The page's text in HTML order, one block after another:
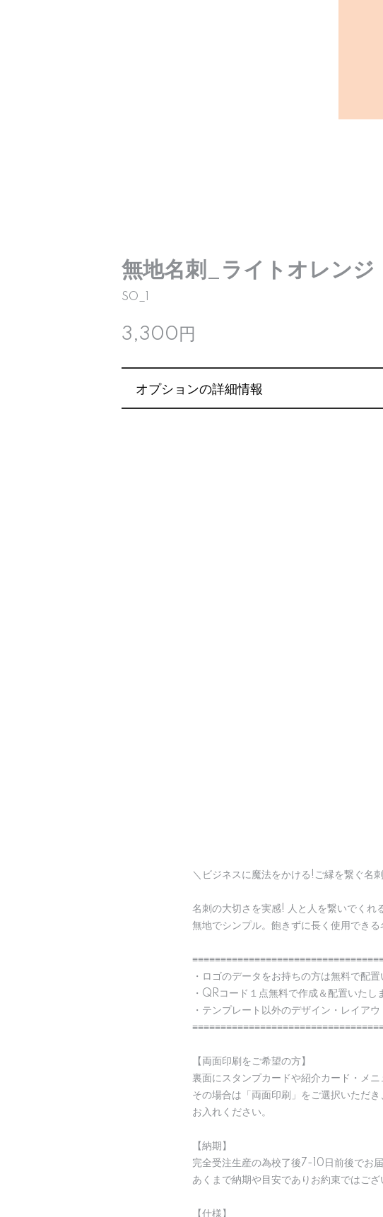
無地名刺_ライトオレンジ
SO_1
3,300円
オプションの詳細情報
＼ビジネスに魔法をかける!ご縁を繋ぐ名
名刺の大切さを実感! 人と人を繋いでくれ
無地でシンプル。飽きずに長く使用できる
・ロゴのデータをお持ちの方は無料で配置
・QRコード１点無料で作成＆配置いたし
・テンプレート以外のデザイン・レイア
【両面印刷をご希望の方】
裏面にスタンプカードや紹介カード・メニ
その場合は「両面印刷」をご選択いただ
お入れください。
【納期】
完全受注生産の為校了後7-10日前後でお届
あくまで納期や目安でありお約束ではござ
【仕様】